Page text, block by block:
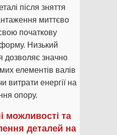
після зняття
миттєво
початкову
Низький
дозволяє значно
елементів валів
витрати енергії на
опору.
можливості та
деталей на